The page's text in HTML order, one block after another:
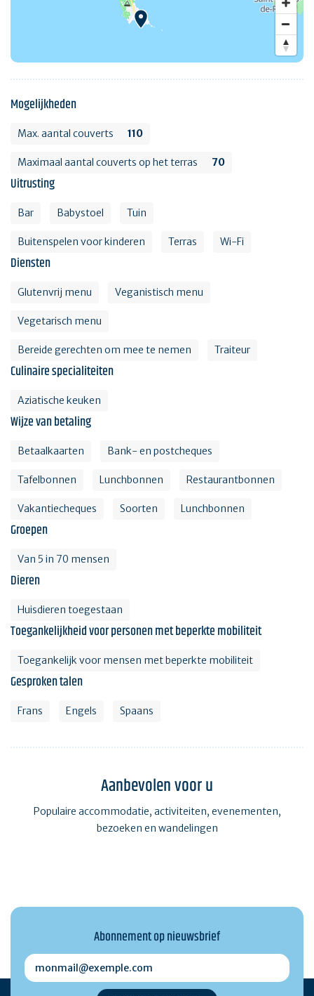
Mogelijkheden
Max. aantal couverts 110
Maximaal aantal couverts op het terras 70
Uitrusting
Bar Babystoel Tuin
Buitenspelen voor kinderen Terras Wi-Fi
Diensten
Glutenvrij menu Veganistisch menu
Vegetarisch menu
Bereide gerechten om mee te nemen Traiteur
Culinaire specialiteiten
Aziatische keuken
Wijze van betaling
Betaalkaarten Bank- en postcheques
Tafelbonnen Lunchbonnen Restaurantbonnen
Vakantiecheques Soorten Lunchbonnen
Groepen
Van 5 in 70 mensen
Dieren
Huisdieren toegestaan
Toegankelijkheid voor personen met beperkte mobiliteit
Toegankelijk voor mensen met beperkte mobiliteit
Gesproken talen
Frans Engels Spaans
Aanbevolen voor u
Populaire accommodatie, activiteiten, evenementen,
bezoeken en wandelingen
Abonnement op nieuwsbrief
monmail@exemple.com